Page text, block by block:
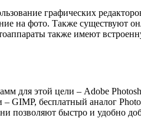
графических
на фото. Также существуют
также имеют
для этой цели – Adobe
GIMP, бесплатный аналог
позволяют быстро и удобно